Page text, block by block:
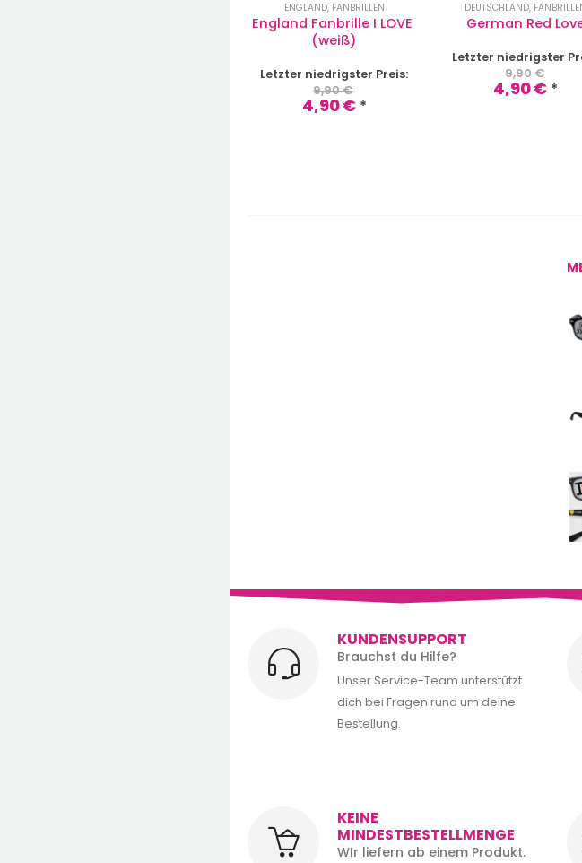
ENGLAND, FANBRILLEN
England Fanbrille I LOVE
(weiß)
Letzter niedrigster Preis:
9,90€
4,90€ *
DEUTSCHLAND,
German Red
Letzter niedrigster
9,90€
4,90€ *
KUNDENSUPPORT
Brauchst du Hilfe?
Unser Service-Team unterstützt
dich bei Fragen rund um deine
Bestellung.
KEINE
MINDESTBESTELLMENGE
WIr liefern ab einem Produkt.